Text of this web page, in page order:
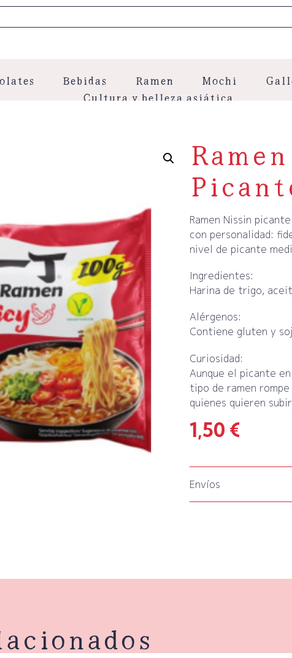
Bebidas Ramen Mochi
Cultura y belleza asiática
Ramen Nissin
con personalidad:
nivel de picante
Ingredientes:
Harina de trigo,
Alérgenos:
Contiene gluten y
Curiosidad:
Aunque el picante
tipo de ramen
quienes quieren
1,50 €
Envíos